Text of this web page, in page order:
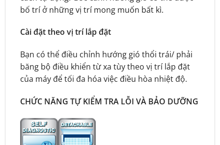
bố trí ở những vị trí mong muốn bất kì.
Cài đặt theo vị trí lắp đặt
Bạn có thể điều chỉnh hướng gió thổi trái/ phải
băng bộ điều khiển từ xa tùy theo vị trí lắp đặt
của máy để tối đa hóa việc điều hòa nhiệt độ.
CHỨC NĂNG TỰ KIỂM TRA LỖI VÀ BẢO DƯỠNG